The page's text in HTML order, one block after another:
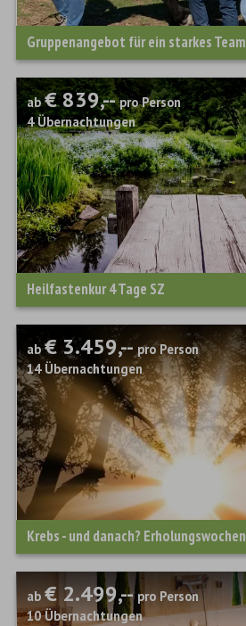
Gruppenangebot für ein starkes Team
Heilfastenkur 4 Tage SZ
ab€ 839,-- pro Person
4 Übernachtungen
ab€ 3.459,-- pro Person
14 Übernachtungen
ab€ 2.499,-- pro Person
10 Übernachtungen